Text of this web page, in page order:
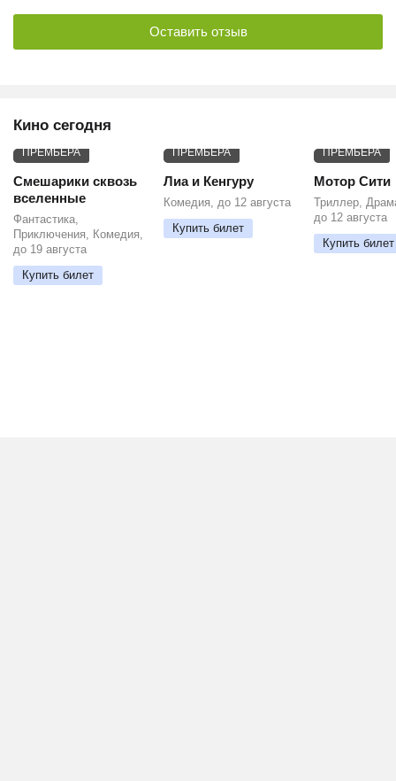
Оставить отзыв
Кино сегодня
ПРЕМЬЕРА
Смешарики сквозь
вселенные
Фантастика,
Приключения, Комедия,
до 19 августа
Купить билет
ПРЕМЬЕРА
Лиа и Кенгуру
Комедия, до 12 августа
Купить билет
ПРЕМЬЕРА
Мотор Сити
Триллер,
до 12 августа
Купить билет